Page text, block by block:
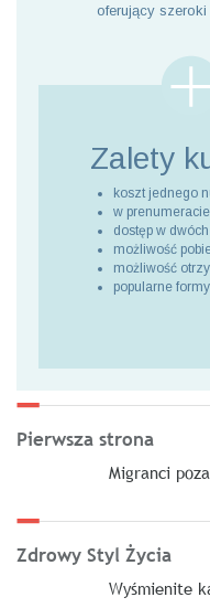
oferujący szeroki
Zalety
koszt jednego
w
dostęp w
możliwość
możliwość
popularne
Pierwsza strona
Migranci
Zdrowy Styl Życia
Wyśmienite